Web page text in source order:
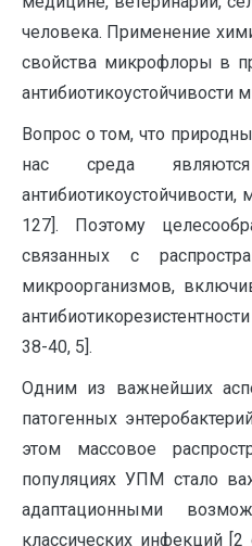
человека. Применение
свойства микрофлоры в
антибиотикоустойчивости
Вопрос о том, что
нас среда являются
127]. Поэтому
связанных с
микроорганизмов,
38-40, 5].
Одним из важнейших
патогенных
этом массовое
популяциях УПМ стало
адаптационными
классических инфекций